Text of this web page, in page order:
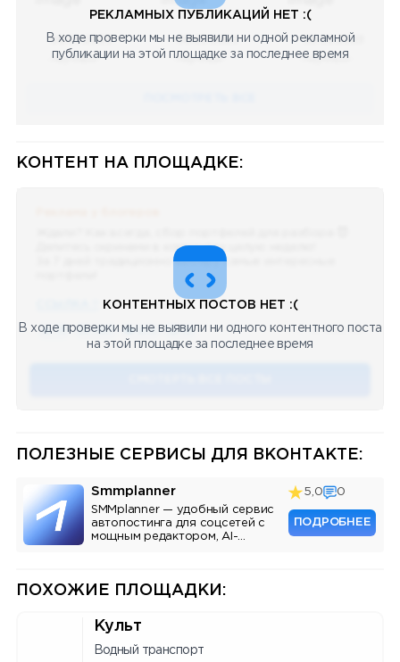
08.05.2023
Научный
08.05.2023
Научный
08.05.2023
Научный
РЕКЛАМНЫХ ПУБЛИКАЦИЙ НЕТ :(
В ходе проверки мы не выявили ни одной рекламной
публикации на этой площадке за последнее время
КОНТЕНТ НА ПЛОЩАДКЕ:
Делитесь скринами в комментах целую неделю!
За 7 дней традиционно выберу самые интересные
🔥 75 👍🏻 487 ❤️ 875 🥴 19 12.4k 12:45
КОНТЕНТНЫХ ПОСТОВ НЕТ :(
В ходе проверки мы не выявили ни одного контентного поста
на этой площадке за последнее время
ПОЛЕЗНЫЕ СЕРВИСЫ ДЛЯ ВКОНТАКТЕ:
Smmplanner
SMMplanner — удобный сервис
автопостинга для соцсетей с
мощным редактором, AI-
5,0 0
ПОДРОБНЕЕ
ПОХОЖИЕ ПЛОЩАДКИ:
Культ
Водный транспорт